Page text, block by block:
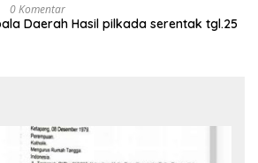
0 Komentar
Daerah Hasil pilkada serentak tgl.25